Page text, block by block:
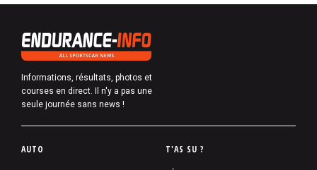
Informations, résultats, photos et
courses en direct. Il n'y a pas une
seule journée sans news !
P
AUTO
T'AS SU ?